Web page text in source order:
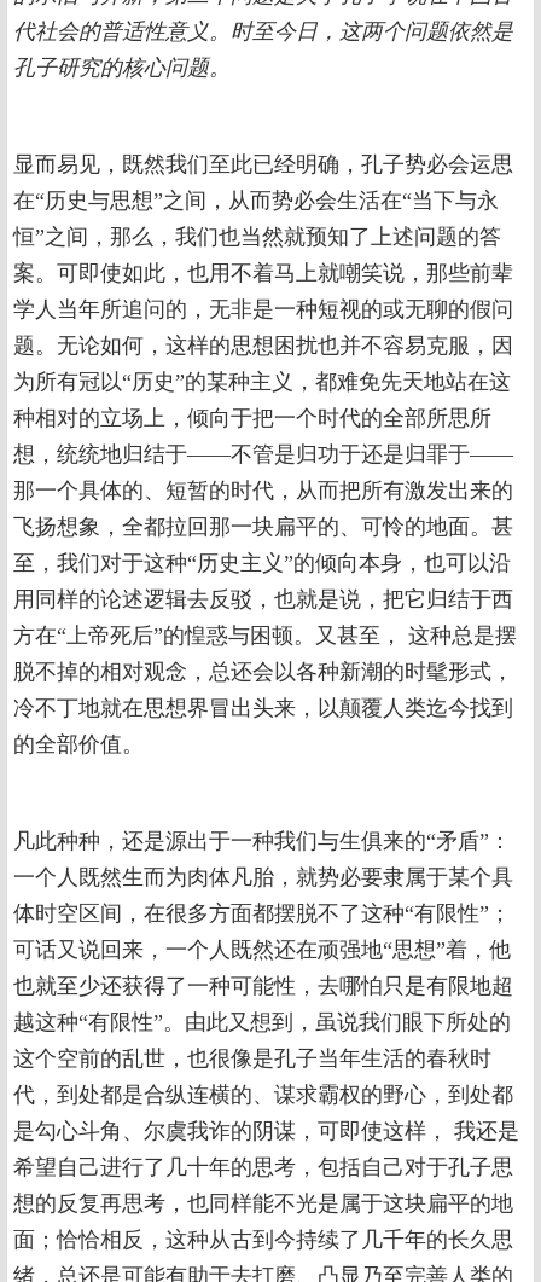
代社会的普适性意义。时至今日，这两个问题依然是
孔子研究的核心问题。
显而易见，既然我们至此已经明确，孔子势必会运思
在“历史与思想”之间，从而势必会生活在“当下与永
恒”之间，那么，我们也当然就预知了上述问题的答
案。可即使如此，也用不着马上就嘲笑说，那些前辈
学人当年所追问的，无非是一种短视的或无聊的假问
题。无论如何，这样的思想困扰也并不容易克服，因
为所有冠以“历史”的某种主义，都难免先天地站在这
种相对的立场上，倾向于把一个时代的全部所思所
想，统统地归结于——不管是归功于还是归罪于——
那一个具体的、短暂的时代，从而把所有激发出来的
飞扬想象，全都拉回那一块扁平的、可怜的地面。甚
至，我们对于这种“历史主义”的倾向本身，也可以沿
用同样的论述逻辑去反驳，也就是说，把它归结于西
方在“上帝死后”的惶惑与困顿。又甚至， 这种总是摆
脱不掉的相对观念，总还会以各种新潮的时髦形式，
冷不丁地就在思想界冒出头来，以颠覆人类迄今找到
的全部价值。
凡此种种，还是源出于一种我们与生俱来的“矛盾”：
一个人既然生而为肉体凡胎，就势必要隶属于某个具
体时空区间，在很多方面都摆脱不了这种“有限性”；
可话又说回来，一个人既然还在顽强地“思想”着，他
也就至少还获得了一种可能性，去哪怕只是有限地超
越这种“有限性”。由此又想到，虽说我们眼下所处的
这个空前的乱世，也很像是孔子当年生活的春秋时
代，到处都是合纵连横的、谋求霸权的野心，到处都
是勾心斗角、尔虞我诈的阴谋，可即使这样， 我还是
希望自己进行了几十年的思考，包括自己对于孔子思
想的反复再思考，也同样能不光是属于这块扁平的地
面；恰恰相反，这种从古到今持续了几千年的长久思
绪，总还是可能有助于去打磨、凸显乃至完善人类的